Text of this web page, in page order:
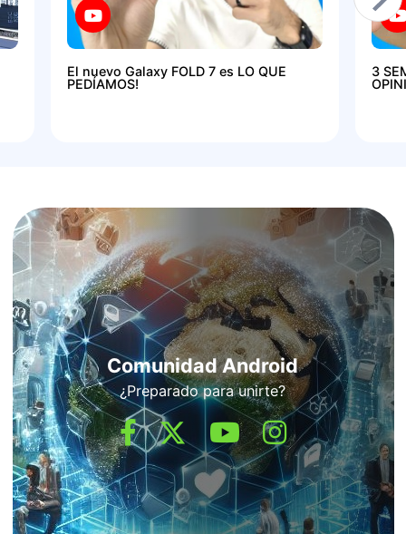
El nuevo Galaxy FOLD 7 es LO QUE
PEDÍAMOS!
3
Comunidad Android
¿Preparado para unirte?